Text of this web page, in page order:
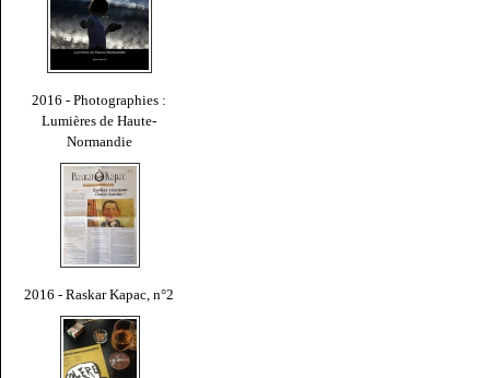
2016 - Photographies :
Lumières de Haute-
Normandie
2016 - Raskar Kapac, n°2